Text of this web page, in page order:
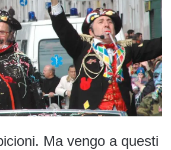
Ma vengo a questi